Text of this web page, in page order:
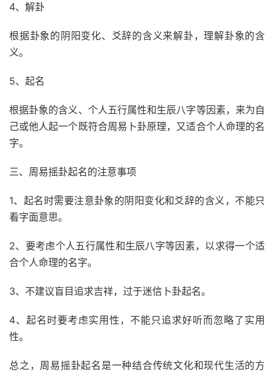
4、解卦
根据卦象的阴阳变化、爻辞的含义来解卦，理解卦象的含
义。
5、起名
根据卦象的含义、个人五行属性和生辰八字等因素，来为自
己或他人起一个既符合周易卜卦原理，又适合个人命理的名
字。
三、周易摇卦起名的注意事项
1、起名时需要注意卦象的阴阳变化和爻辞的含义，不能只
看字面意思。
2、要考虑个人五行属性和生辰八字等因素，以求得一个适
合个人命理的名字。
3、不建议盲目追求吉祥，过于迷信卜卦起名。
4、起名时要考虑实用性，不能只追求好听而忽略了实用
性。
总之，周易摇卦起名是一种结合传统文化和现代生活的方